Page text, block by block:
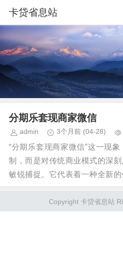
卡贷省息站
分期乐套现商家微信
admin 3个月前 (04-28)
“分期乐套现商家微信”这一现
制，而是对传统商业模式的深
敏锐捕捉。它代表着一种全新
Copyright 卡贷省息站